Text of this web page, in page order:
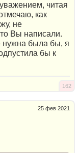
читая
как
не
Вы написали.
нужна была бы, я
бы к
162
25 фев 2021